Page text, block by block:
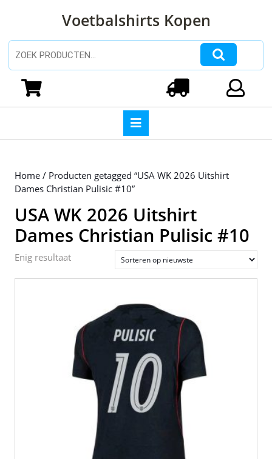
inhoud
Voetbalshirts Kopen
Zoeken naar:
Home / Producten getagged “USA WK 2026 Uitshirt
Dames Christian Pulisic #10”
USA WK 2026 Uitshirt
Dames Christian Pulisic #10
Enig resultaat